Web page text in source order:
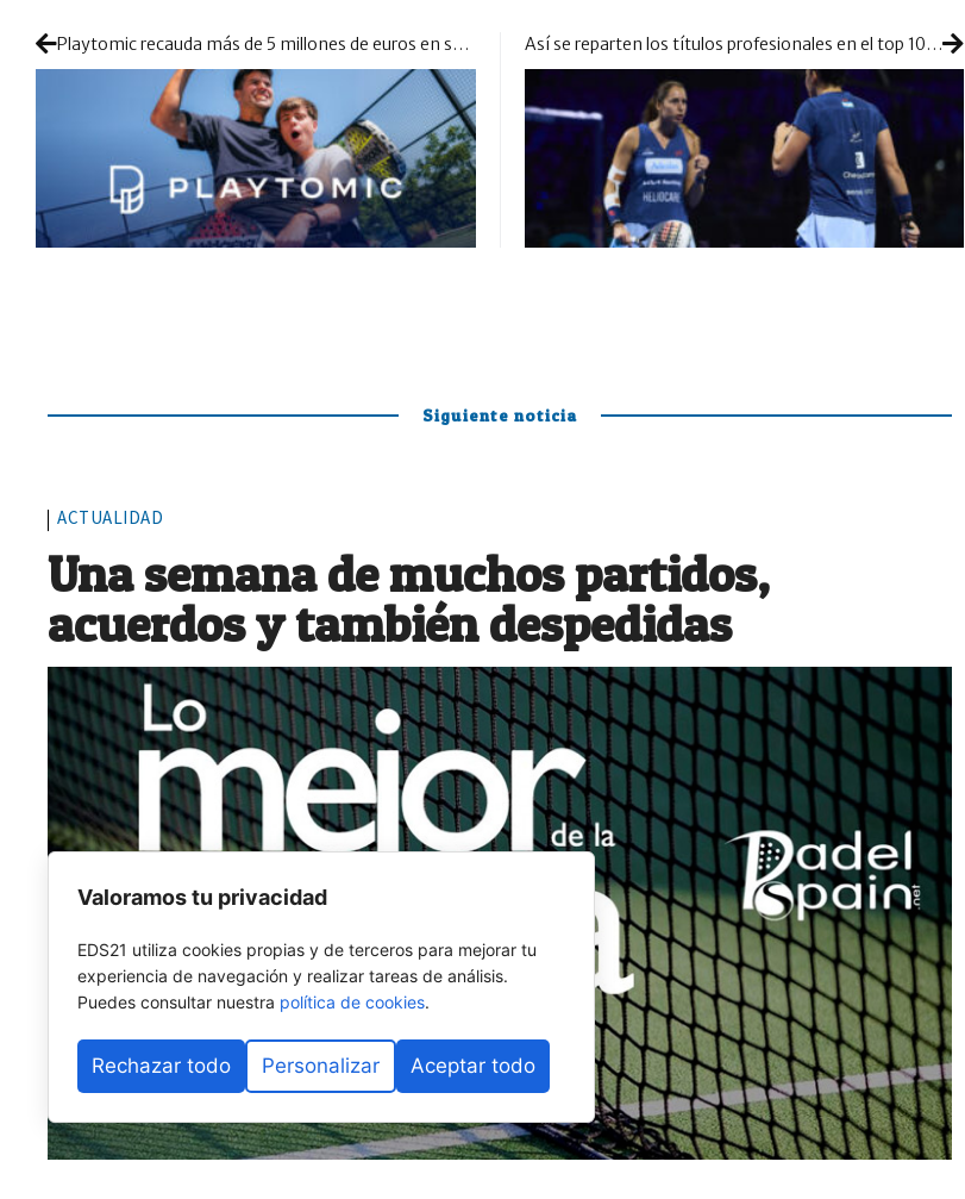
Playtomic recauda más de 5 millones de euros en su primera inversión comunitaria Así se reparten los títulos profesionales en el top 10 femenino
Siguiente noticia
ACTUALIDAD
Una semana de muchos partidos,
acuerdos y también despedidas
Valoramos tu privacidad
EDS21 utiliza cookies propias y de terceros para mejorar tu
experiencia de navegación y realizar tareas de análisis.
Puedes consultar nuestra política de cookies.
Rechazar todo Personalizar Aceptar todo